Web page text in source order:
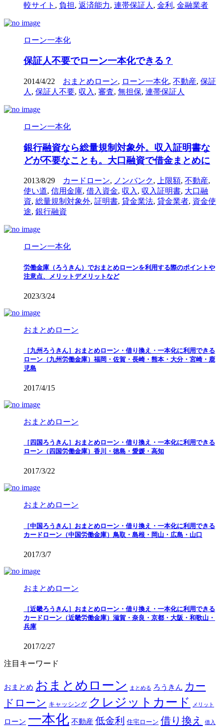
較サイト , 負担, 返済能力, 連帯保証人 , 金利 , 金融業者
ローン一本化
保証人不要でローン一本化できる？
2014/4/22 おまとめローン, ローン一本化, 不動産, 保証
人 , 保証人不要, 収入 , 審査, 無担保, 連帯保証人
ローン一本化
銀行融資なら総量規制対象外。収入証明書な
どが不要なことも。大口融資で借金まとめに
2013/8/29 カードローン, ノンバンク, 上限額, 不動産,
使い道, 信用金庫, 借入資金, 収入, 収入証明書, 大口融
資, 総量規制対象外, 証明書, 貸金業法, 貸金業者, 資金使
途, 銀行融資
ローン一本化
労働金庫（ろうきん）でおまとめローンを利用する際のポイントや
注意点、メリットデメリットなど
2023/3/24
おまとめローン
［九州ろうきん］おまとめローン・借り換え・一本化に利用できる
ローン（九州労働金庫）福岡・佐賀・長崎・熊本・大分・宮崎・鹿
児島
2017/4/15
おまとめローン
［四国ろうきん］おまとめローン・借り換え・一本化に利用できる
ローン（四国労働金庫）香川・徳島・愛媛・高知
2017/3/22
おまとめローン
［中国ろうきん］おまとめローン・借り換え・一本化に利用できる
カードローン（中国労働金庫）鳥取・島根・岡山・広島・山口
2017/3/7
おまとめローン
［近畿ろうきん］おまとめローン・借り換え・一本化に利用できる
カードローン（近畿労働金庫）滋賀・奈良・京都・大阪・和歌山・
兵庫
2017/2/27
注目キーワード
おまとめ おまとめローン まとめる ろうきん カー
ドローン キャッシング クレジットカード メリット
ローン 一本化 不動産 低金利 住宅ローン 借り換え 借入